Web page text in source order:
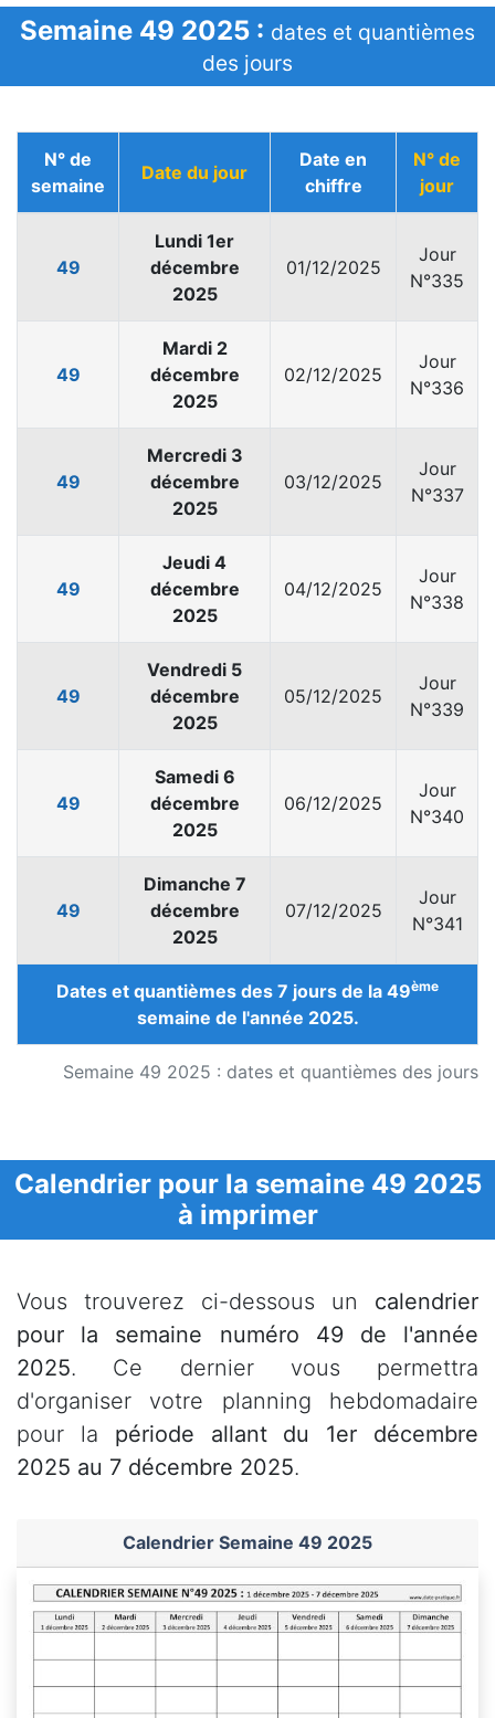
Semaine 49 2025 : dates et quantièmes
des jours
Semaine 49 2025 : dates et quantièmes des jours
N° de
semaine
Date du jour
Date en
chiffre
N° de
jour
49
Lundi 1er
décembre
2025
01/12/2025
Jour
N°335
49
Mardi 2
décembre
2025
02/12/2025
Jour
N°336
49
Mercredi 3
décembre
2025
03/12/2025
Jour
N°337
49
Jeudi 4
décembre
2025
04/12/2025
Jour
N°338
49
Vendredi 5
décembre
2025
05/12/2025
Jour
N°339
49
Samedi 6
décembre
2025
06/12/2025
Jour
N°340
49
Dimanche 7
décembre
2025
07/12/2025
Jour
N°341
Dates et quantièmes des 7 jours de la 49ème
semaine de l'année 2025.
Calendrier pour la semaine 49 2025
à imprimer
Vous trouverez ci-dessous un calendrier
pour la semaine numéro 49 de l'année
2025. Ce dernier vous permettra
d'organiser votre planning hebdomadaire
pour la période allant du 1er décembre
2025 au 7 décembre 2025.
Calendrier Semaine 49 2025